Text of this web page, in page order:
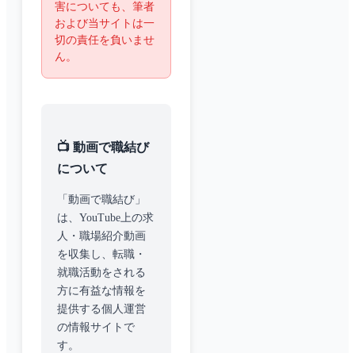
害についても、筆者
および当サイトは一
切の責任を負いませ
ん。
📺 動画で職結び
について
「動画で職結び」
は、YouTube上の求
人・職場紹介動画
を収集し、転職・
就職活動をされる
方に有益な情報を
提供する個人運営
の情報サイトで
す。